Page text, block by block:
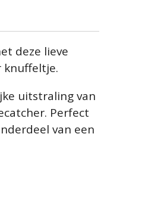
deze lieve
knuffeltje.
uitstraling van
Perfect
van een